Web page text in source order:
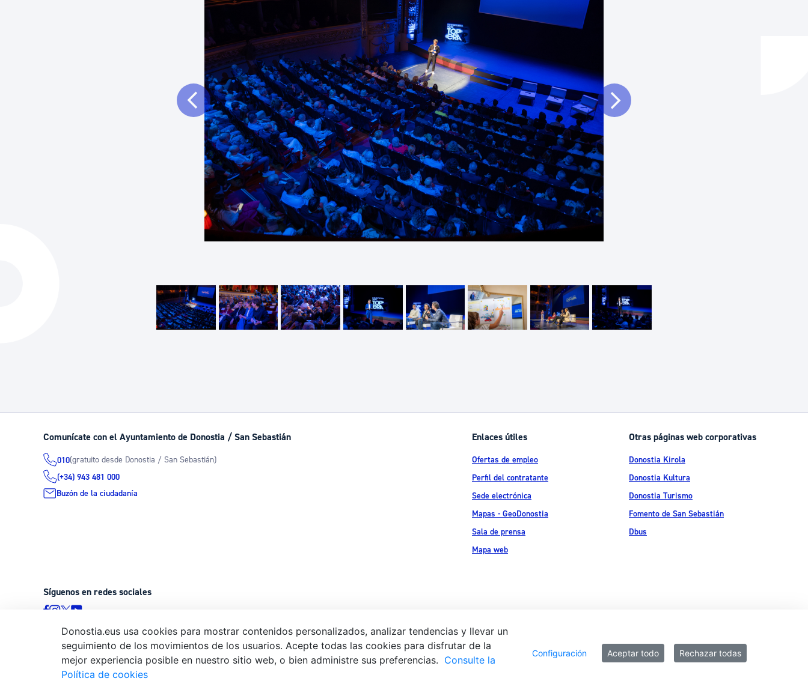
Comunícate con el Ayuntamiento de Donostia / San Sebastián
010(gratuito desde Donostia / San Sebastián)
(+34) 943 481 000
Buzón de la ciudadanía
Enlaces útiles
Ofertas de empleo
Perfil del contratante
Sede electrónica
Mapas - GeoDonostia
Sala de prensa
Mapa web
Otras páginas web corporativas
Donostia Kirola
Donostia Kultura
Donostia Turismo
Fomento de San Sebastián
Dbus
Síguenos en redes sociales
© Donostiako Udala - Ayuntamiento de Donostia / San Sebastián Ijentea 1,
20003 Donostia / San Sebastián
Aviso legal Política de privacidad Política de cookies Declaración de accesibilidad
Donostia.eus usa cookies para mostrar contenidos personalizados, analizar tendencias y llevar un
seguimiento de los movimientos de los usuarios. Acepte todas las cookies para disfrutar de la
mejor experiencia posible en nuestro sitio web, o bien administre sus preferencias. Consulte la
Política de cookies
Configuración Aceptar todo Rechazar todas